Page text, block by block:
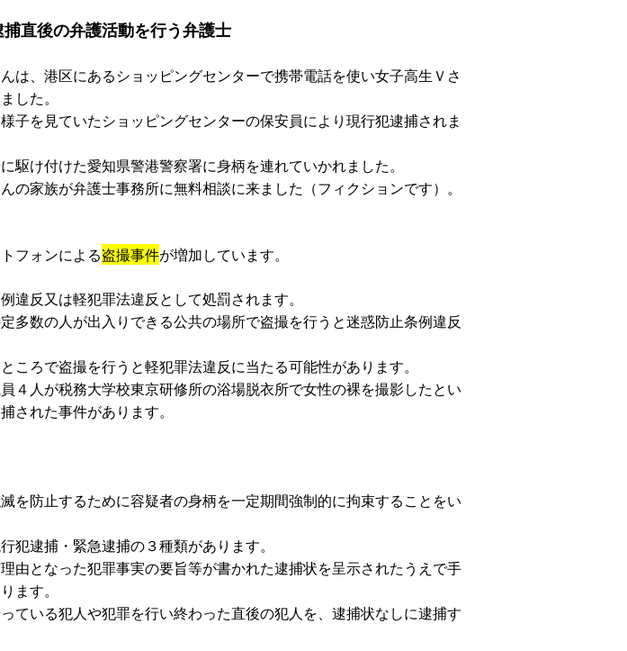
直後の弁護活動を行う弁護士
は、港区にあるショッピングセンターで携帯電話を使い女子高生Ｖさ
した。
子を見ていたショッピングセンターの保安員により現行犯逮捕されま
駆け付けた愛知県警港警察署に身柄を連れていかれました。
の家族が弁護士事務所に無料相談に来ました（フィクションです）。
フォンによる盗撮事件が増加しています。
違反又は軽犯罪法違反として処罰されます。
多数の人が出入りできる公共の場所で盗撮を行うと迷惑防止条例違反
ころで盗撮を行うと軽犯罪法違反に当たる可能性があります。
４人が税務大学校東京研修所の浴場脱衣所で女性の裸を撮影したとい
された事件があります。
を防止するために容疑者の身柄を一定期間強制的に拘束することをい
犯逮捕・緊急逮捕の３種類があります。
由となった犯罪事実の要旨等が書かれた逮捕状を呈示されたうえで手
ます。
ている犯人や犯罪を行い終わった直後の犯人を、逮捕状なしに逮捕す